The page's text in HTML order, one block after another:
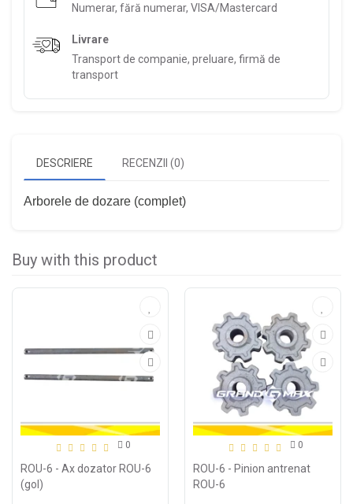
Numerar, fără numerar, VISA/Mastercard
Livrare
Transport de companie, preluare, firmă de
transport
DESCRIERE RECENZII (0)
Arborele de dozare (complet)
Buy with this product
0
ROU-6 - Ax dozator ROU-6
(gol)
0
ROU-6 - Pinion antrenat
ROU-6